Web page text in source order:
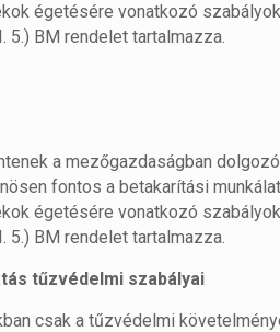
égetésére vonatkozó
BM rendelet tartalmazza.
a mezőgazdaságban
fontos a betakarítási
égetésére vonatkozó
BM rendelet tartalmazza.
tűzvédelmi szabályai
csak a tűzvédelmi